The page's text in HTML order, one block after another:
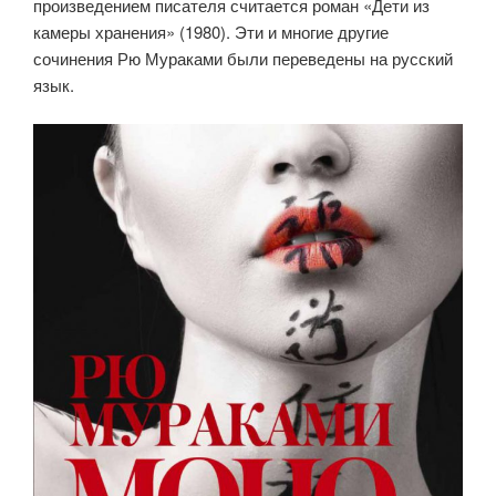
произведением писателя считается роман «Дети из
камеры хранения» (1980). Эти и многие другие
сочинения Рю Мураками были переведены на русский
язык.